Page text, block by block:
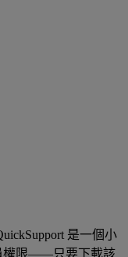
是一個小
權限——只要下載該